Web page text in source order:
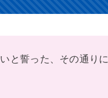
と誓った、その通りに